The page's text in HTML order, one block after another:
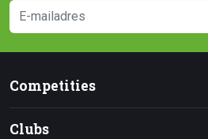
Competities
Clubs